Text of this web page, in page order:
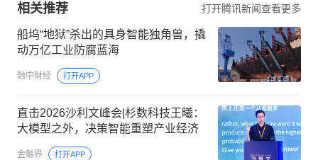
相关推荐 打开腾讯新闻查看更多
船坞“地狱”杀出的具身智能独角兽，撬
动万亿工业防腐蓝海
融中财经 打开APP
直击2026沙利文峰会|杉数科技王曦：
大模型之外，决策智能重塑产业经济
金融界 打开APP